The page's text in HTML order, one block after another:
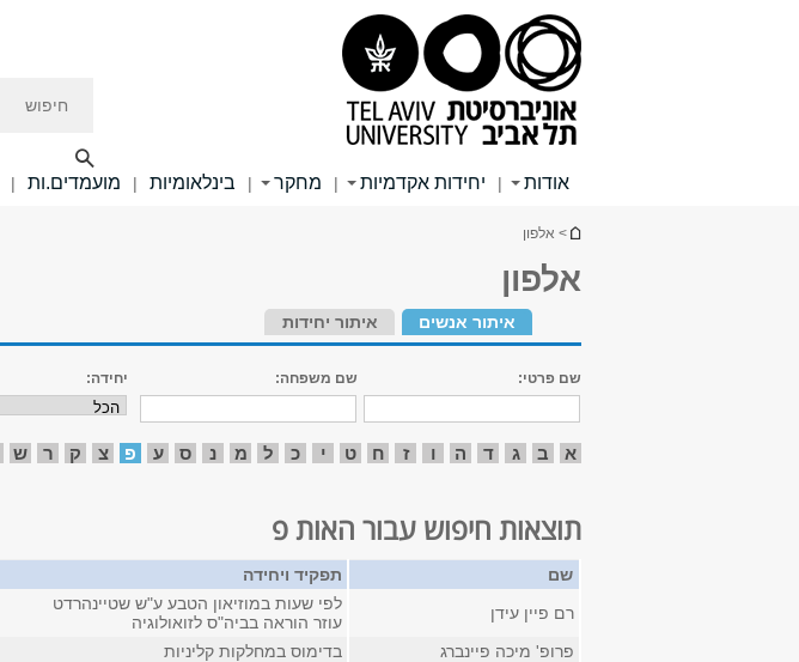
אודות | יחידות אקדמיות | מחקר | בינלאומיות | מועמדים.ות |
הינך נמצא כאן
> אלפון
אלפון
איתור אנשים איתור יחידות
שם פרטי: שם משפחה: יחידה:
א ב ג ד ה ו ז ח ט י כ ל מ נ ס ע פ צ ק ר ש
תוצאות חיפוש עבור האות פ
שם תפקיד ויחידה
רם פיין עידן
לפי שעות במוזיאון הטבע ע"ש שטיינהרדט
עוזר הוראה בביה"ס לזואולוגיה
פרופ' מיכה פיינברג
בדימוס במחלקות קליניות